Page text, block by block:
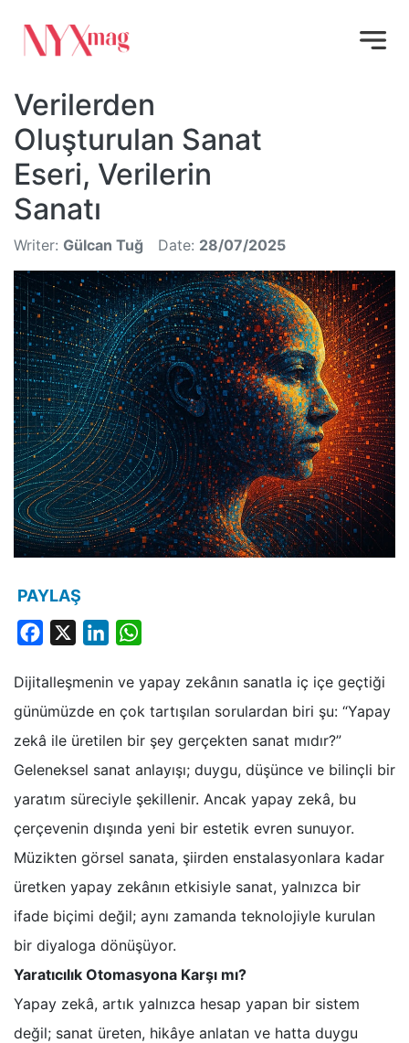
Verilerden
Oluşturulan Sanat
Eseri, Verilerin
Sanatı
Writer: Gülcan Tuğ Date: 28/07/2025
PAYLAŞ
Facebook LinkedIn
Dijitalleşmenin ve yapay zekânın sanatla iç içe geçtiği
günümüzde en çok tartışılan sorulardan biri şu: “Yapay
zekâ ile üretilen bir şey gerçekten sanat mıdır?”
Geleneksel sanat anlayışı; duygu, düşünce ve bilinçli bir
yaratım süreciyle şekillenir. Ancak yapay zekâ, bu
çerçevenin dışında yeni bir estetik evren sunuyor.
Müzikten görsel sanata, şiirden enstalasyonlara kadar
üretken yapay zekânın etkisiyle sanat, yalnızca bir
ifade biçimi değil; aynı zamanda teknolojiyle kurulan
bir diyaloga dönüşüyor.
Yaratıcılık Otomasyona Karşı mı?
Yapay zekâ, artık yalnızca hesap yapan bir sistem
değil; sanat üreten, hikâye anlatan ve hatta duygu